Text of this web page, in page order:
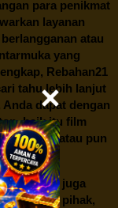
para penikmat
layanan
atau
yang
Rebahan21
tahu lebih lanjut
dapat dengan
baik itu film
hits, atau pun
terbaik.
juga
Banyak pihak,